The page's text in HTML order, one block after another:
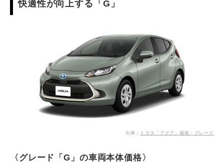
快適性が向上する「G」
出典： トヨタ「アクア」価格・グレード
〈グレード「G」の車両本体価格〉